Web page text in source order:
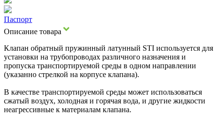
Паспорт
Описание товара
Клапан обратный пружинный латунный STI используется для
установки на трубопроводах различного назначения и
пропуска транспортируемой среды в одном направлении
(указанно стрелкой на корпусе клапана).
В качестве транспортируемой среды может использоваться
сжатый воздух, холодная и горячая вода, и другие жидкости
неагрессивные к материалам клапана.